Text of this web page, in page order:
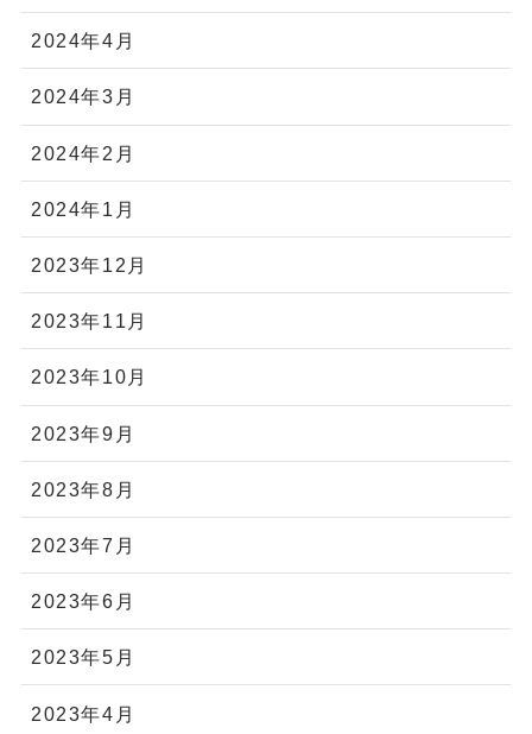
2024年4月
2024年3月
2024年2月
2024年1月
2023年12月
2023年11月
2023年10月
2023年9月
2023年8月
2023年7月
2023年6月
2023年5月
2023年4月